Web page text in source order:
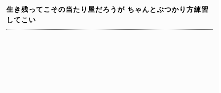
生き残ってこその当たり屋だろうが ちゃんとぶつかり方練習
してこい